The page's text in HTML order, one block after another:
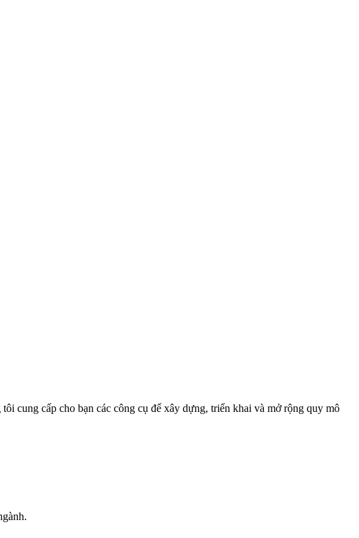
cung cấp cho bạn các công cụ để xây dựng, triển khai và mở rộng quy mô